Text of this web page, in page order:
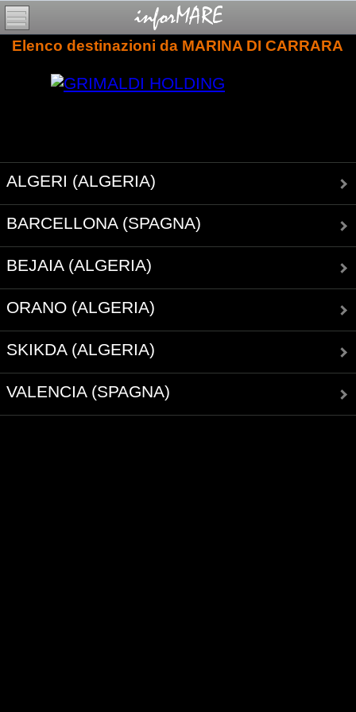
Elenco destinazioni da MARINA DI CARRARA
ALGERI (ALGERIA)
BARCELLONA (SPAGNA)
BEJAIA (ALGERIA)
ORANO (ALGERIA)
SKIKDA (ALGERIA)
VALENCIA (SPAGNA)